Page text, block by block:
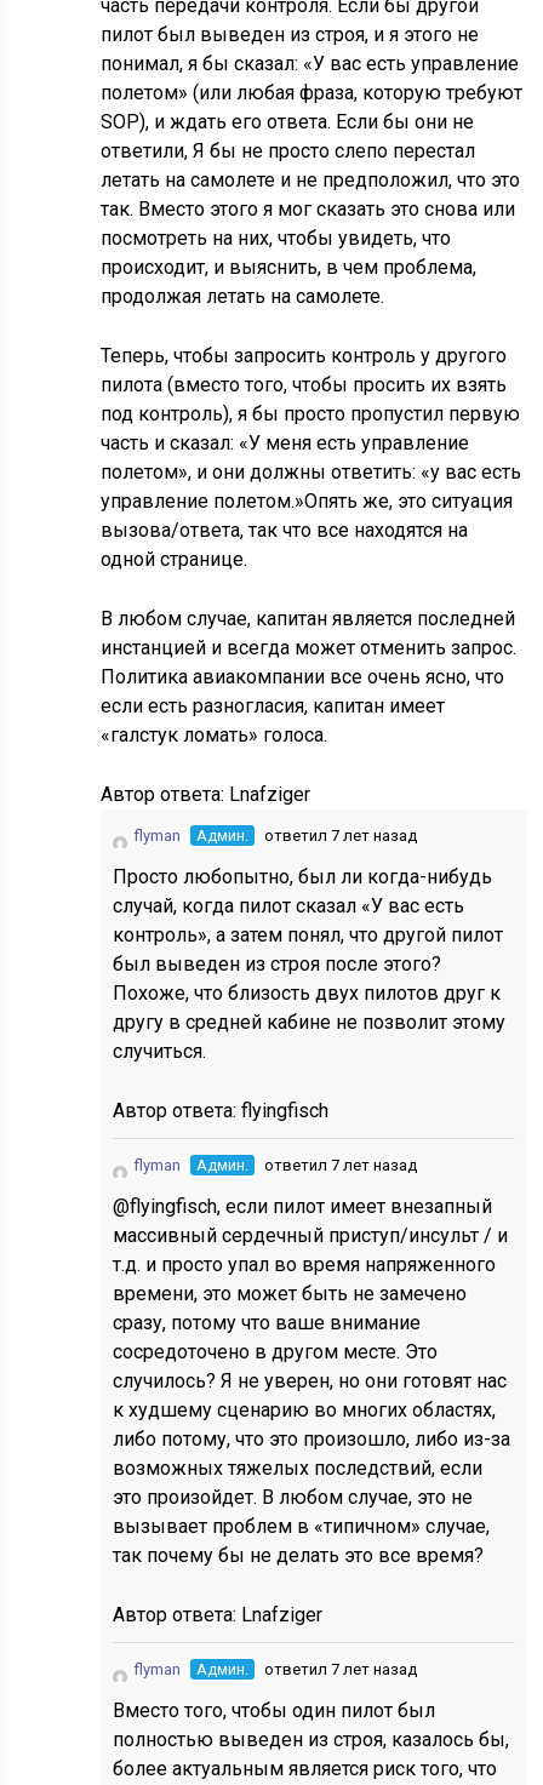
часть передачи контроля. Если бы другой
пилот был выведен из строя, и я этого не
понимал, я бы сказал: «У вас есть управление
полетом» (или любая фраза, которую требуют
SOP), и ждать его ответа. Если бы они не
ответили, Я бы не просто слепо перестал
летать на самолете и не предположил, что это
так. Вместо этого я мог сказать это снова или
посмотреть на них, чтобы увидеть, что
происходит, и выяснить, в чем проблема,
продолжая летать на самолете.
Теперь, чтобы запросить контроль у другого
пилота (вместо того, чтобы просить их взять
под контроль), я бы просто пропустил первую
часть и сказал: «У меня есть управление
полетом», и они должны ответить: «у вас есть
управление полетом.»Опять же, это ситуация
вызова/ответа, так что все находятся на
одной странице.
В любом случае, капитан является последней
инстанцией и всегда может отменить запрос.
Политика авиакомпании все очень ясно, что
если есть разногласия, капитан имеет
«галстук ломать» голоса.
Автор ответа: Lnafziger
flyman Админ. ответил 7 лет назад
Просто любопытно, был ли когда-нибудь
случай, когда пилот сказал «У вас есть
контроль», а затем понял, что другой пилот
был выведен из строя после этого?
Похоже, что близость двух пилотов друг к
другу в средней кабине не позволит этому
случиться.
Автор ответа:flyingfisch
flyman Админ. ответил 7 лет назад
@flyingfisch, если пилот имеет внезапный
массивный сердечный приступ/инсульт / и
т.д. и просто упал во время напряженного
времени, это может быть не замечено
сразу, потому что ваше внимание
сосредоточено в другом месте. Это
случилось? Я не уверен, но они готовят нас
к худшему сценарию во многих областях,
либо потому, что это произошло, либо из-за
возможных тяжелых последствий, если
это произойдет. В любом случае, это не
вызывает проблем в «типичном» случае,
так почему бы не делать это все время?
Автор ответа: Lnafziger
flyman Админ. ответил 7 лет назад
Вместо того, чтобы один пилот был
полностью выведен из строя, казалось бы,
более актуальным является риск того, что